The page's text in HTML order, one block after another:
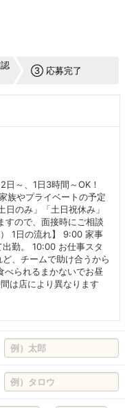
③ 応募完了
～、1日3時間～OK！
族やプライベートの予定
のみ」「土日祝休み」
ので、面接時にご相談
1日の流れ】 9:00 家事
勤。 10:00 お仕事スタ
、チームで助け合うから
られるまかないでお昼
は店により異なります